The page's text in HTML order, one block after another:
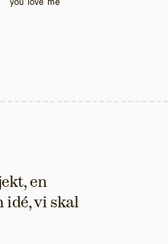
you love me
en
idé, vi skal